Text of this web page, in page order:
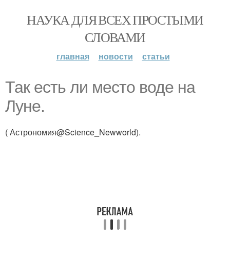
НАУКА ДЛЯ ВСЕХ ПРОСТЫМИ
СЛОВАМИ
главная новости статьи
Так есть ли место воде на
Луне.
( Астрономия@Science_Newworld).